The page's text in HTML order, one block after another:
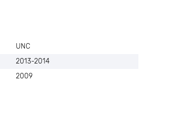
UNC
2013-2014
2009